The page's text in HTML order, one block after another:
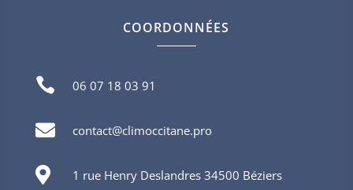
COORDONNÉES
 06 07 18 03 91
 contact@climoccitane.pro
 1 rue Henry Deslandres 34500 Béziers